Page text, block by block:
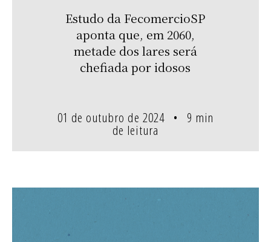
Estudo da FecomercioSP
aponta que, em 2060,
metade dos lares será
chefiada por idosos
01 de outubro de 2024 9 min
de leitura